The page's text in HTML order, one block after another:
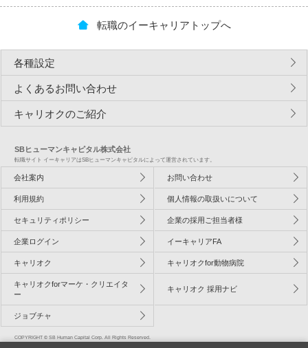
転職のイーキャリアトップへ
各種設定
よくあるお問い合わせ
キャリオクのご紹介
SBヒューマンキャピタル株式会社
転職サイト イーキャリアはSBヒューマンキャピタルによって運営されています。
会社案内 お問い合わせ
利用規約 個人情報の取扱いについて
セキュリティポリシー 企業の採用ご担当者様
企業ログイン イーキャリアFA
キャリオク キャリオクfor動物病院
キャリオクforマーケ・クリエイタ
ー
キャリオク 採用ナビ
ジョブチャ
COPYRIGHT © SB Human Capital Corp. All Rights Reserved.